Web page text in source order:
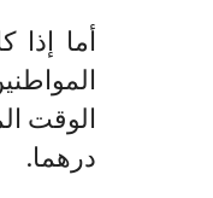
أما
درهما.